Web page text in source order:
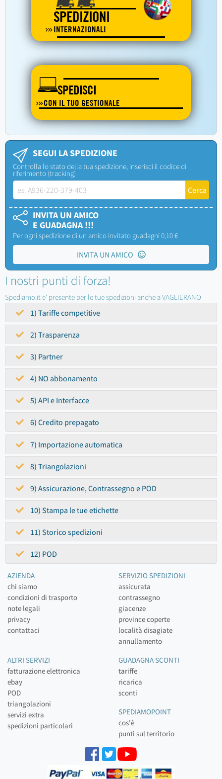
SPEDIZIONI
INTERNAZIONALI
SPEDISCI
CON IL TUO GESTIONALE
SEGUI LA SPEDIZIONE
Controlla lo stato della tua spedizione, inserisci il codice di
riferimento (tracking)
INVITA UN AMICO
E GUADAGNA !!!
Per ogni spedizione di un amico invitato guadagni 0,10 €
INVITA UN AMICO
I nostri punti di forza!
Spediamo.it e' presente per le tue spedizioni anche a VAGLIERANO
1) Tariffe competitive
2) Trasparenza
3) Partner
4) NO abbonamento
5) API e Interfacce
6) Credito prepagato
7) Importazione automatica
8) Triangolazioni
9) Assicurazione, Contrassegno e POD
10) Stampa le tue etichette
11) Storico spedizioni
12) POD
AZIENDA
chi siamo
condizioni di trasporto
note legali
privacy
contattaci
SERVIZIO SPEDIZIONI
assicurata
contrassegno
giacenze
province coperte
località disagiate
annullamento
ALTRI SERVIZI
fatturazione elettronica
ebay
POD
triangolazioni
servizi extra
spedizioni particolari
GUADAGNA SCONTI
tariffe
ricarica
sconti
SPEDIAMOPOINT
cos'è
punti sul territorio